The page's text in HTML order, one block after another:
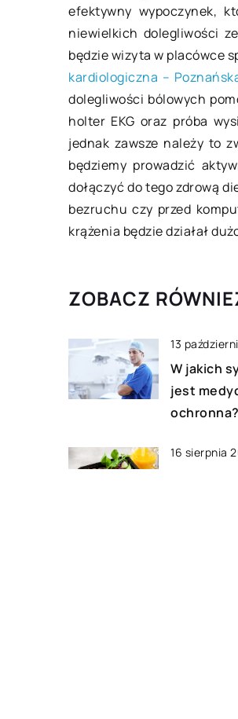
efektywny wypoczynek,
niewielkich dolegliwości
będzie wizyta w placówce
kardiologiczna –
dolegliwości bólowych
holter EKG oraz próba
jednak zawsze należy to
będziemy prowadzić
dołączyć do tego zdrową
bezruchu czy przed
krążenia będzie działał
ZOBACZ
13
W jakich
jest
ochronna?
16 sierpnia